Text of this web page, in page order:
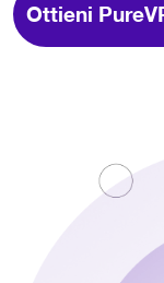
Ottieni